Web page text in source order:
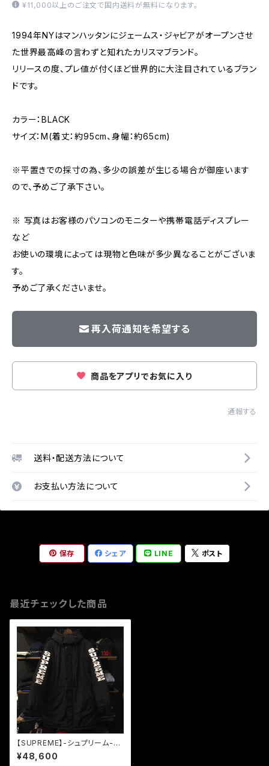
¥11,000以上のご注文で国内送料が無料になります。
1994年NYはマンハッタンにジェームス・ジャビアがオープンさせ
た世界最高峰の言わずと知れたカリスマブランド。
リリースの度、プレ値が付くほど世界的に大注目されているブラン
ドです。
カラー：BLACK
サイズ：M(着丈：約95cm、身幅：約65cm)
※平置きでの採寸の為、多少の誤差が生じる場合が御座います
ので、予めご了承下さい。
※ 写真はお客様のパソコンのモニターや携帯電話ディスプレー
など
お使いの環境によっては現物と色味が多少異なることがございま
す。
予めご了承くださいませ。
再入荷通知を希望する
商品をアプリでお気に入り
通報する
送料・配送方法について
お支払い方法について
保存 シェア LINE ポスト
最近チェックした商品
【SUPREME】-シュプリーム-F
W18 SLEEVE LOGO SIDELI
NE PARKA BLACK
¥48,600